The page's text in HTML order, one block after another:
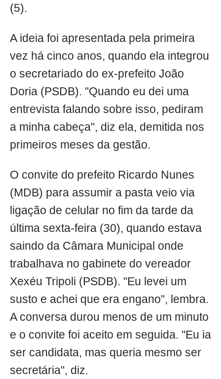
(5).
A ideia foi apresentada pela primeira
vez há cinco anos, quando ela integrou
o secretariado do ex-prefeito João
Doria (PSDB). "Quando eu dei uma
entrevista falando sobre isso, pediram
a minha cabeça", diz ela, demitida nos
primeiros meses da gestão.
O convite do prefeito Ricardo Nunes
(MDB) para assumir a pasta veio via
ligação de celular no fim da tarde da
última sexta-feira (30), quando estava
saindo da Câmara Municipal onde
trabalhava no gabinete do vereador
Xexéu Tripoli (PSDB). "Eu levei um
susto e achei que era engano", lembra.
A conversa durou menos de um minuto
e o convite foi aceito em seguida. "Eu ia
ser candidata, mas queria mesmo ser
secretária", diz.